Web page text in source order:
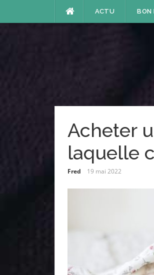
ACTU BON
Acheter
laquelle
Fred 19 mai 2022